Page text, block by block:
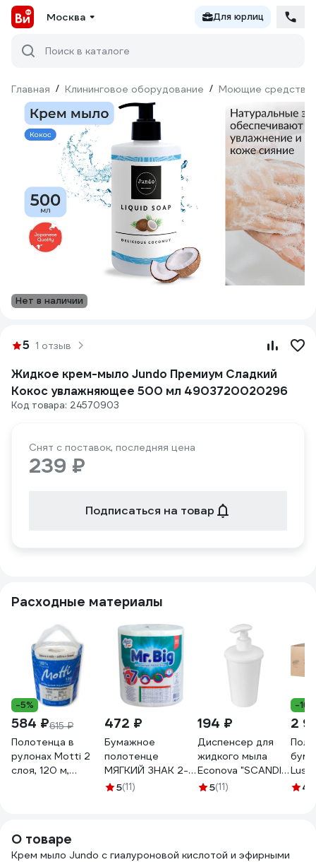
Москва Для юрлиц
Поиск в каталоге
Главная / Клининговое оборудование / Моющие средства
Нет в наличии
5 1 отзыв
Жидкое крем-мыло Jundo Премиум Сладкий
Кокос увлажняющее 500 мл 4903720020296
Код товара: 24570903
Снят с поставок, последняя цена
239 ₽
Подписаться на товар
Расходные материалы
-5%
584 ₽615 ₽
Полотенца в
рулонах Motti 2
слоя, 120 м,
472 ₽
Бумажное
полотенце
МЯГКИЙ ЗНАК 2-
сл 1 рул/уп mr.big
5(11)
194 ₽
Диспенсер для
жидкого мыла
Econova "SCANDI"
83x83x180 мм, 0.4
5(11)
-
2
4.9
О товаре
Крем мыло Jundo с гиалуроновой кислотой и эфирными